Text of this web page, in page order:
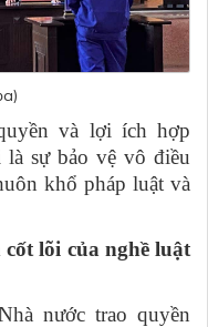
và lợi ích hợp
sự bảo vệ vô điều
khổ pháp luật và
cốt lõi của nghề luật
nước trao quyền